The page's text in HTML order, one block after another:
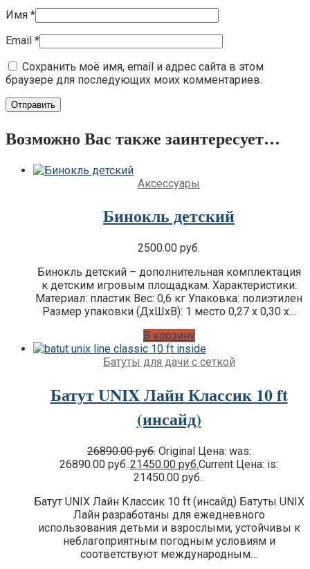
Имя *
Email *
Сохранить моё имя, email и адрес сайта в этом
браузере для последующих моих комментариев.
Возможно Вас также заинтересует…
Аксессуары
Бинокль детский
2500.00 руб.
Бинокль детский – дополнительная комплектация
к детским игровым площадкам. Характеристики:
Материал: пластик Вес: 0,6 кг Упаковка: полиэтилен
Размер упаковки (ДхШхВ): 1 место 0,27 х 0,30 х…
В корзину
Батуты для дачи с сеткой
Батут UNIX Лайн Классик 10 ft
(инсайд)
26890.00руб. Original Цена: was:
26890.00 руб..21450.00 руб.Current Цена: is:
21450.00 руб..
Батут UNIX Лайн Классик 10 ft (инсайд) Батуты UNIX
Лайн разработаны для ежедневного
использования детьми и взрослыми, устойчивы к
неблагоприятным погодным условиям и
соответствуют международным…